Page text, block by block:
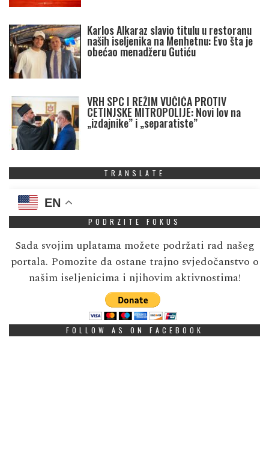
Karlos Alkaraz slavio titulu u restoranu
naših iseljenika na Menhetnu: Evo šta je
obećao menadžeru Gutiću
VRH SPC I REŽIM VUČIĆA PROTIV
CETINJSKE MITROPOLIJE: Novi lov na
„izdajnike” i „separatiste”
TRANSLATE
EN
PODRZITE FOKUS
Sada svojim uplatama možete podržati rad našeg
portala. Pomozite da ostane trajno svjedočanstvo o
našim iseljenicima i njihovim aktivnostima!
FOLLOW AS ON FACEBOOK